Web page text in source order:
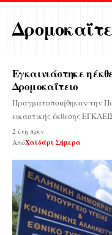
Εγκαινιάστηκε η
Δρομοκαΐτειο
Πραγματοποιήθηκαν την
εικαστικής έκθεσης
2 έτη πριν
ΑπόΧαϊδάρι Σήμερα